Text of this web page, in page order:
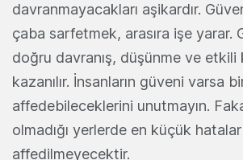
davranmayacakları aşikardır.
çaba sarfetmek, arasıra işe yarar.
doğru davranış, düşünme ve etkili
kazanılır. İnsanların güveni varsa
affedebileceklerini unutmayın.
olmadığı yerlerde en küçük
affedilmeyecektir.